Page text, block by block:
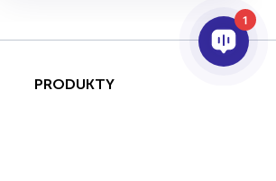
PRODUKTY
1